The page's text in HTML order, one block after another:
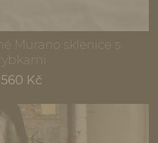
Murano sklenice s
560 Kč